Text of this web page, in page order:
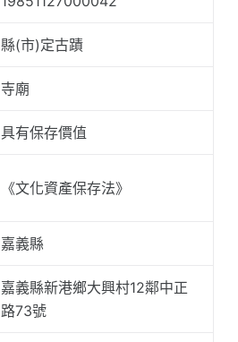
縣(市)定古蹟
寺廟
具有保存價值
《文化資產保存法》
嘉義縣
嘉義縣新港鄉大興村12鄰中正
路73號